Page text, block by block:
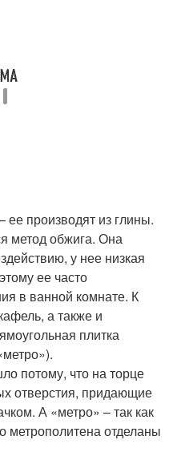
ее производят из глины.
метод обжига. Она
у нее низкая
ее часто
в ванной комнате. К
а также и
плитка
потому, что на торце
отверстия, придающие
А «метро» – так как
метрополитена отделаны